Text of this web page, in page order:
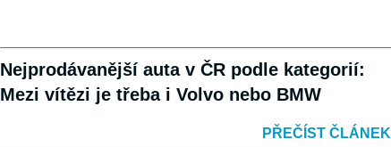
Nejprodávanější auta v ČR podle kategorií:
Mezi vítězi je třeba i Volvo nebo BMW
PŘEČÍST ČLÁNEK